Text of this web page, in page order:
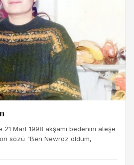
Mart 1998 akşamı bedenini ateşe
sözü "Ben Newroz oldum,